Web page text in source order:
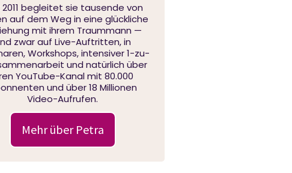
begleitet sie tausende von
auf dem Weg in eine glückliche
mit ihrem Traummann —
zwar auf Live-Auftritten, in
Workshops, intensiver 1-zu-
und natürlich über
YouTube-Kanal mit 80.000
und über 18 Millionen
Video-Aufrufen.
Mehr über Petra